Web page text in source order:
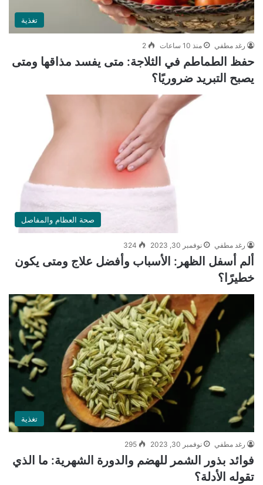
تغذية
رغد مطفي منذ 10 ساعات 2
حفظ الطماطم في الثلاجة: متى يفسد مذاقها ومتى
يصبح التبريد ضروريًا؟
صحة العظام والمفاصل
رغد مطفي نوفمبر 30, 2023 324
ألم أسفل الظهر: الأسباب وأفضل علاج ومتى يكون
خطيرًا؟
تغذية
رغد مطفي نوفمبر 30, 2023 295
فوائد بذور الشمر للهضم والدورة الشهرية: ما الذي
تقوله الأدلة؟